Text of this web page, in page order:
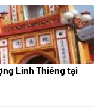
Linh Thiêng tại